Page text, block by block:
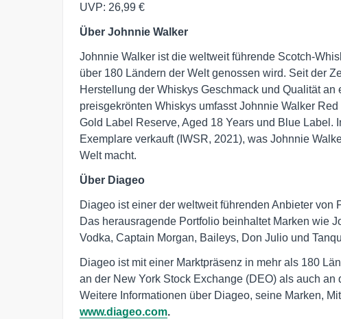
UVP: 26,99 €
Über Johnnie Walker
Johnnie Walker ist die weltweit führende Scotch-
über 180 Ländern der Welt genossen wird. Seit der
Herstellung der Whiskys Geschmack und Qualität
preisgekrönten Whiskys umfasst Johnnie Walker
Gold Label Reserve, Aged 18 Years und Blue Label.
Exemplare verkauft (IWSR, 2021), was Johnnie
Welt macht.
Über Diageo
Diageo ist einer der weltweit führenden Anbieter
Das herausragende Portfolio beinhaltet Marken wie
Vodka, Captain Morgan, Baileys, Don Julio und
Diageo ist mit einer Marktpräsenz in mehr als 180
an der New York Stock Exchange (DEO) als auch
Weitere Informationen über Diageo, seine Marken,
www.diageo.com.